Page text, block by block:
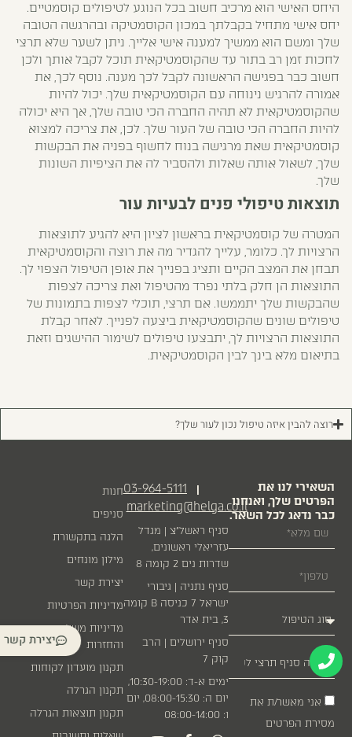
היחס האישי הוא מרכיב חשוב בכל הנוגע לטיפולים קוסמטיים.
יחס אישי מתחיל בקבלתך במכון הקוסמטיקה ובהרגשה הטובה
שלך ומשם הוא ממשיך למענה אישי אלייך. ניתן לשער שלא תרצי
לחכות זמן רב בתור עד שהקוסמטיקאית תוכל לקבל אותך ולכן
חשוב כבר בפגישה הראשונה לקבל לכך מענה. נוסף לכך, את
אמורה להרגיש נינוחה עם הקוסמטיקאית שלך. יכול להיות
שהקוסמטיקאית לא תהיה החברה הכי טובה שלך, אך היא יכולה
להיות החברה הכי טובה של העור שלך. לכן, את צריכה למצוא
קוסמטיקאית שאת מרגישה בנוח לחשוף בפניה את הבקשות
שלך, לשאול אותה שאלות ולהסביר לה את הציפיות השונות
שלך.
תוצאות טיפולי פנים לבעיות עור
המטרה של קוסמטיקאית בראשון לציון היא להגיע לתוצאות
הרצויות לך. כלומר, עלייך להגדיר מה את רוצה והקוסמטיקאית
תבחן את המצב הקיים ותציג בפנייך את אופן הטיפול הצפוי לך.
התוצאות הן חלק בלתי נפרד מהטיפול ואת צריכה לצפות
שהבקשות שלך יתממשו. אם תרצי, תוכלי לצפות בתמונות של
טיפולים שונים שהקוסמטיקאית ביצעה לפנייך. לאחר קבלת
התוצאות הרצויות לך, יתבצעו טיפולים לשימור ההישגים וזאת
בתיאום מלא בינך לבין הקוסמטיקאית.
רוצה להבין איזה טיפול נכון לעור שלך?
03-964-5111 |
marketing@helga.co.il
סניף ראשל״צ | מגדל
עזריאלי ראשונים,
שדרות נים 2 קומה 8
סניף נתניה | גיבורי
ישראל 7 כניסה B קומה
3, בית אדר
סניף ירושלים | הרב
קוק 7
ימים א-ד: 10:30-19:00,
יום ה: 08:00-15:30, יום
ו: 08:00-14:00
חנות
סניפים
הלגה בתקשורת
מילון מונחים
יצירת קשר
מדיניות הפרטיות
מדיניות משלוחים
והחזרות
תקנון מועדון לקוחות
תקנון הגרלה
תקנון תוצאות הגרלה
השאירי לנו את
הפרטים שלך, ואנחנו
כבר נדאג לכל השאר.
אני מאשר/ת את
מסירת הפרטים
יצירת קשר